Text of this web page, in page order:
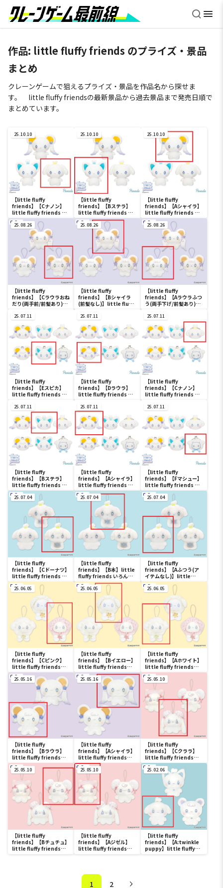
作品: little fluffy friends のプライズ・景品
まとめ
クレーンゲームで狙えるプライズ・景品を作品名から探せま
す。 little fluffy friendsの最新景品から過去景品まで発売日順で
まとめています。
25.10.10
【little fluffy
friends】【Cナノン】
little fluffy friends も
っちるぬいぐるみ
25.10.10
【little fluffy
friends】【Bステラ】
little fluffy friends も
っちるぬいぐるみ
25.10.10
【little fluffy
friends】【Aシャイラ】
little fluffy friends も
っちるぬいぐるみ
25.08.26
【little fluffy
friends】【Cラウラおね
だり(両手前/前髪あり)】
ャイラ＆ラウラ マスコッ
ト
25.08.26
【little fluffy
friends】【Bシャイラ
(前髪なし)】little fluffy
ラ マスコット
25.08.26
【little fluffy
friends】【Aラウラふつ
う(両手下げ/前髪あり)】
ャイラ＆ラウラ マスコッ
ト
25.07.11
【little fluffy
friends】【Eスピカ】
little fluffy friends ミ
25.07.11
【little fluffy
friends】【Dラウラ】
little fluffy friends ミ
25.07.11
【little fluffy
friends】【Cナノン】
little fluffy friends ミ
25.07.11
【little fluffy
friends】【Bステラ】
little fluffy friends ミ
ニがま口
25.07.11
【little fluffy
friends】【Aシャイラ】
little fluffy friends ミ
ニがま口
25.07.11
【little fluffy
friends】【Fマシュー】
little fluffy friends ミ
ニがま口
25.07.04
【little fluffy
friends】【Cドーナツ】
little fluffy friends い
ろんなナノンマスコット
25.07.04
【little fluffy
friends】【B本】little
fluffy friends いろんな
ナノンマスコット
25.07.04
【little fluffy
friends】【Aふつう(ア
イテムなし)】little
fluffy friends いろんな
ナノンマスコット
25.06.05
【little fluffy
friends】【Cピンク】
little fluffy friends
twinkle sheep マスコ
ット
25.06.05
【little fluffy
friends】【Bイエロー】
little fluffy friends
twinkle sheep マスコ
ット
25.06.05
【little fluffy
friends】【Aホワイト】
little fluffy friends
twinkle sheep マスコ
ット
25.05.16
【little fluffy
friends】【Bラウラ】
little fluffy friends
angel mouse BIGぬい
ぐるみ
25.05.16
【little fluffy
friends】【Aシャイラ】
little fluffy friends
angel mouse BIGぬい
ぐるみ
25.05.10
【little fluffy
friends】【Cクララ】
little fluffy friends
china girls マスコット
25.05.10
【little fluffy
friends】【Bチュチュ】
little fluffy friends
25.05.10
【little fluffy
friends】【Aジゼル】
little fluffy friends
25.02.06
【little fluffy
friends】【A:twinkle
puppy】little fluffy
1 2